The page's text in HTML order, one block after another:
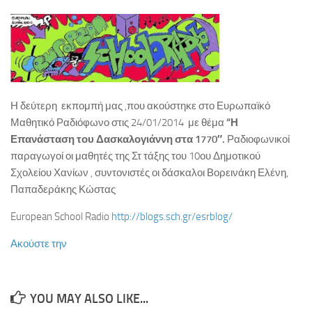
ΚΕ.ΣΥ.Π. Χανίων
ΓΡΑ.Σ.Ε.Π. Κολυμβαρίου
Εθνικό Δίκτυο Αγωγής Υγείας ΜΑΘΑΙΝΩ ΓΙΑ ΤΗ ΖΩΗ
Επιληψία/ Πρώτες Βοήθειες στο Σχολείο
Δημοτική Βιβλιοθήκη Χανίων
Πολυθεματικό Δίκτυο Περιβαλλοντικής Αγωγής
Προστασία από Υψηλή Ατμοσφαιρική Ρύπανση
ΚΠΕ Βάμου
ΚΠΕ Ανωγείων
ΚΠΕ Αρχανών
Η δεύτερη εκπομπή μας ,που ακούστηκε στο Ευρωπαϊκό
Μαθητικό Ραδιόφωνο στις 24/01/2014 με θέμα “Η
Επανάσταση του Δασκαλογιάννη στα 1770″. Ραδιοφωνικοί
παραγωγοί οι μαθητές της Στ τάξης του 10ου Δημοτικού
Σχολείου Χανίων , συντονιστές οι δάσκαλοι Βορεινάκη Ελένη,
Παπαδεράκης Κώστας
European School Radio http://blogs.sch.gr/esrblog/
Ακούστε την
YOU MAY ALSO LIKE...